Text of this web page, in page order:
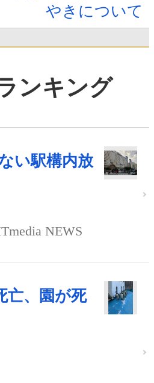
やきについて
ンキング
い駅構内放
NEWS
亡、園が死